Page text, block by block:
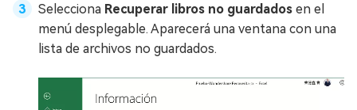
Selecciona Recuperar libros no guardados en el
menú desplegable. Aparecerá una ventana con una
lista de archivos no guardados.